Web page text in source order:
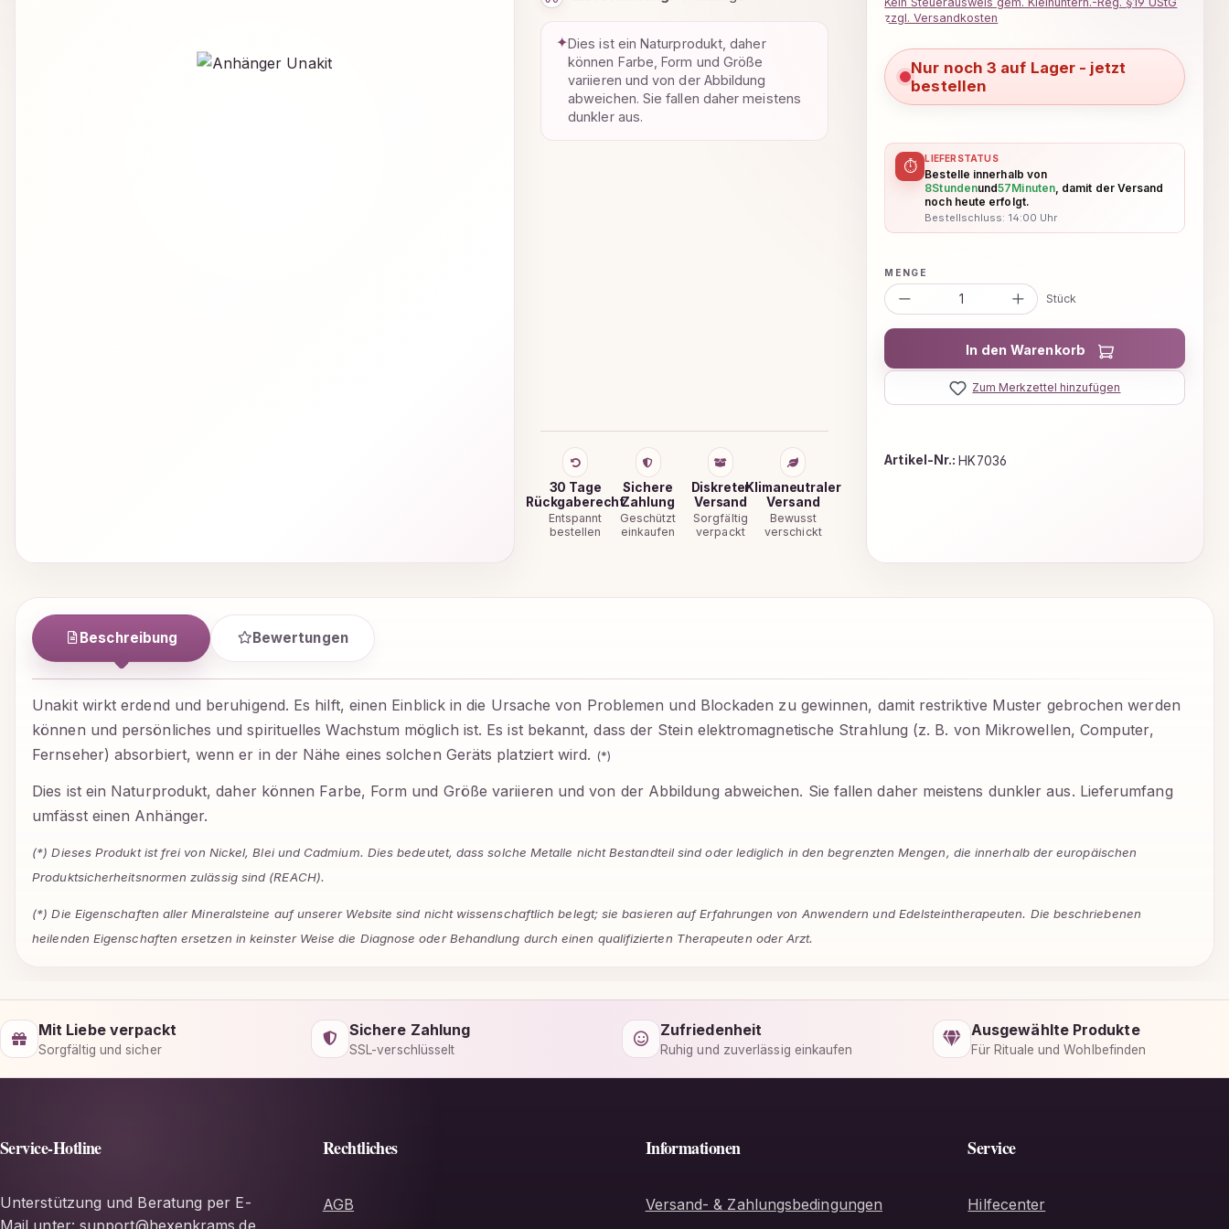
30 Tage
Rückgaberecht
Entspannt
bestellen
Sichere
Zahlung
Geschützt
einkaufen
Diskreter
Versand
Sorgfältig
verpackt
Klimaneutraler
Versand
Bewusst
verschickt
✦Dies ist ein Naturprodukt, daher
können Farbe, Form und Größe
variieren und von der Abbildung
abweichen. Sie fallen daher meistens
dunkler aus.
zzgl. Versandkosten
Nur noch 3 auf Lager - jetzt
bestellen
⏱ LIEFERSTATUS
Bestelle innerhalb von
8Stundenund57Minuten, damit der Versand
noch heute erfolgt.
Bestellschluss: 14:00 Uhr
Produkt Anzahl: Gib den
Stück
In den Warenkorb
Zum Merkzettel hinzufügen
Artikel-Nr.:HK7036
Beschreibung Bewertungen
Unakit wirkt erdend und beruhigend. Es hilft, einen Einblick in die Ursache von Problemen und Blockaden zu gewinnen, damit restriktive Muster gebrochen werden
können und persönliches und spirituelles Wachstum möglich ist. Es ist bekannt, dass der Stein elektromagnetische Strahlung (z. B. von Mikrowellen, Computer,
Fernseher) absorbiert, wenn er in der Nähe eines solchen Geräts platziert wird. (*)
Dies ist ein Naturprodukt, daher können Farbe, Form und Größe variieren und von der Abbildung abweichen. Sie fallen daher meistens dunkler aus. Lieferumfang
umfässt einen Anhänger.
(*) Dieses Produkt ist frei von Nickel, Blei und Cadmium. Dies bedeutet, dass solche Metalle nicht Bestandteil sind oder lediglich in den begrenzten Mengen, die innerhalb der europäischen
Produktsicherheitsnormen zulässig sind (REACH).
(*) Die Eigenschaften aller Mineralsteine auf unserer Website sind nicht wissenschaftlich belegt; sie basieren auf Erfahrungen von Anwendern und Edelsteintherapeuten. Die beschriebenen
heilenden Eigenschaften ersetzen in keinster Weise die Diagnose oder Behandlung durch einen qualifizierten Therapeuten oder Arzt.
Mit Liebe verpackt
Sorgfältig und sicher
Sichere Zahlung
SSL-verschlüsselt
Zufriedenheit
Ruhig und zuverlässig einkaufen
Ausgewählte Produkte
Für Rituale und Wohlbefinden
Service-Hotline
Unterstützung und Beratung per E-
Mail unter: support@hexenkrams.de
Rechtliches
AGB
Informationen
Versand- & Zahlungsbedingungen
Service
Hilfecenter